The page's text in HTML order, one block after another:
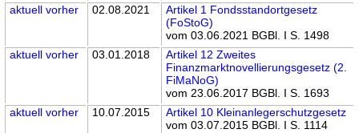
aktuell vorher 02.08.2021
Artikel 1 Fondsstandortgesetz
(FoStoG)
vom 03.06.2021 BGBl. I S. 1498
aktuell vorher 03.01.2018
Artikel 12 Zweites
Finanzmarktnovellierungsgesetz (2.
FiMaNoG)
vom 23.06.2017 BGBl. I S. 1693
aktuell vorher 10.07.2015
Artikel 10 Kleinanlegerschutzgesetz
vom 03.07.2015 BGBl. I S. 1114